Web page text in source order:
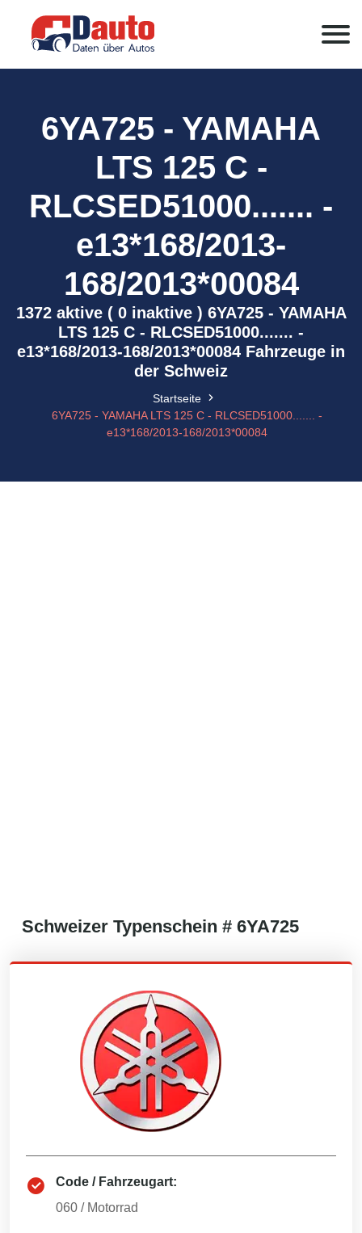
6YA725 - YAMAHA
LTS 125 C -
RLCSED51000....... -
e13*168/2013-
168/2013*00084
1372 aktive ( 0 inaktive ) 6YA725 - YAMAHA
LTS 125 C - RLCSED51000....... -
e13*168/2013-168/2013*00084 Fahrzeuge in
der Schweiz
Startseite
6YA725 - YAMAHA LTS 125 C - RLCSED51000....... -
e13*168/2013-168/2013*00084
Schweizer Typenschein # 6YA725
Code / Fahrzeugart:
060 / Motorrad